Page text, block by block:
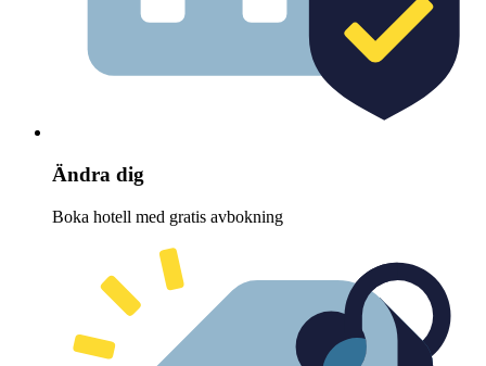
Ändra dig
Boka hotell med gratis avbokning